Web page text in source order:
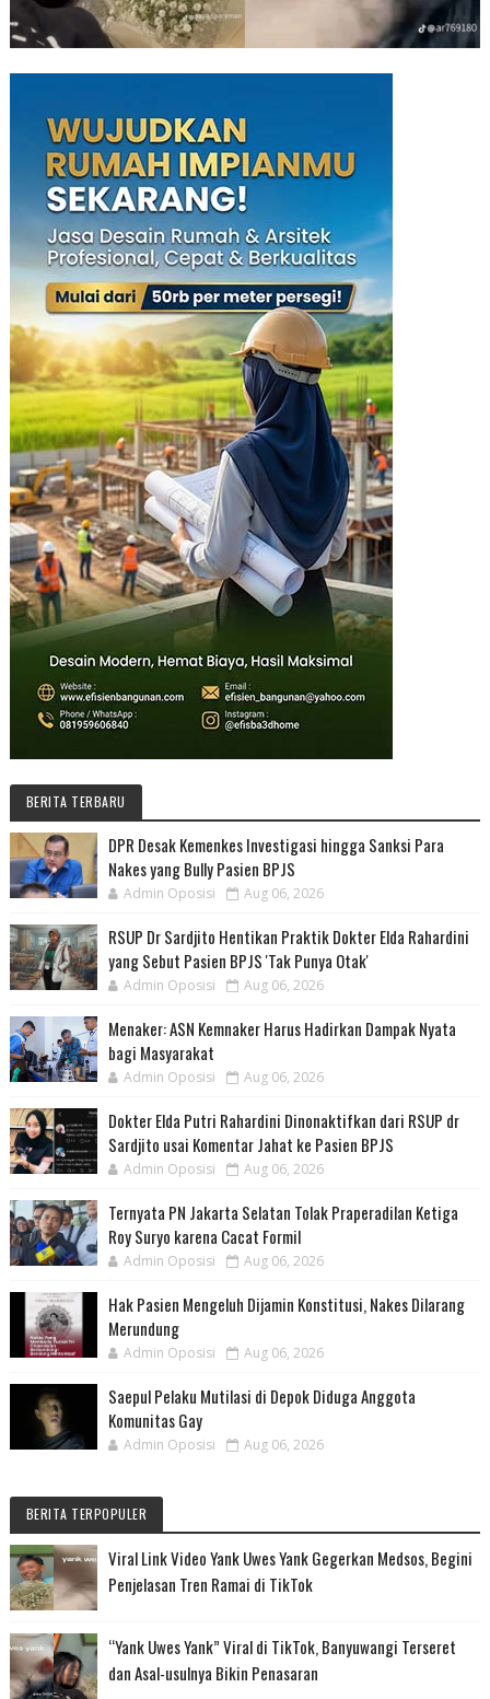
BERITA TERBARU
DPR Desak Kemenkes Investigasi hingga Sanksi Para
Nakes yang Bully Pasien BPJS
Admin Oposisi Aug 06, 2026
RSUP Dr Sardjito Hentikan Praktik Dokter Elda Rahardini
yang Sebut Pasien BPJS 'Tak Punya Otak'
Admin Oposisi Aug 06, 2026
Menaker: ASN Kemnaker Harus Hadirkan Dampak Nyata
bagi Masyarakat
Admin Oposisi Aug 06, 2026
Dokter Elda Putri Rahardini Dinonaktifkan dari RSUP dr
Sardjito usai Komentar Jahat ke Pasien BPJS
Admin Oposisi Aug 06, 2026
Ternyata PN Jakarta Selatan Tolak Praperadilan Ketiga
Roy Suryo karena Cacat Formil
Admin Oposisi Aug 06, 2026
Hak Pasien Mengeluh Dijamin Konstitusi, Nakes Dilarang
Merundung
Admin Oposisi Aug 06, 2026
Saepul Pelaku Mutilasi di Depok Diduga Anggota
Komunitas Gay
Admin Oposisi Aug 06, 2026
BERITA TERPOPULER
Viral Link Video Yank Uwes Yank Gegerkan Medsos, Begini
Penjelasan Tren Ramai di TikTok
“Yank Uwes Yank” Viral di TikTok, Banyuwangi Terseret
dan Asal-usulnya Bikin Penasaran